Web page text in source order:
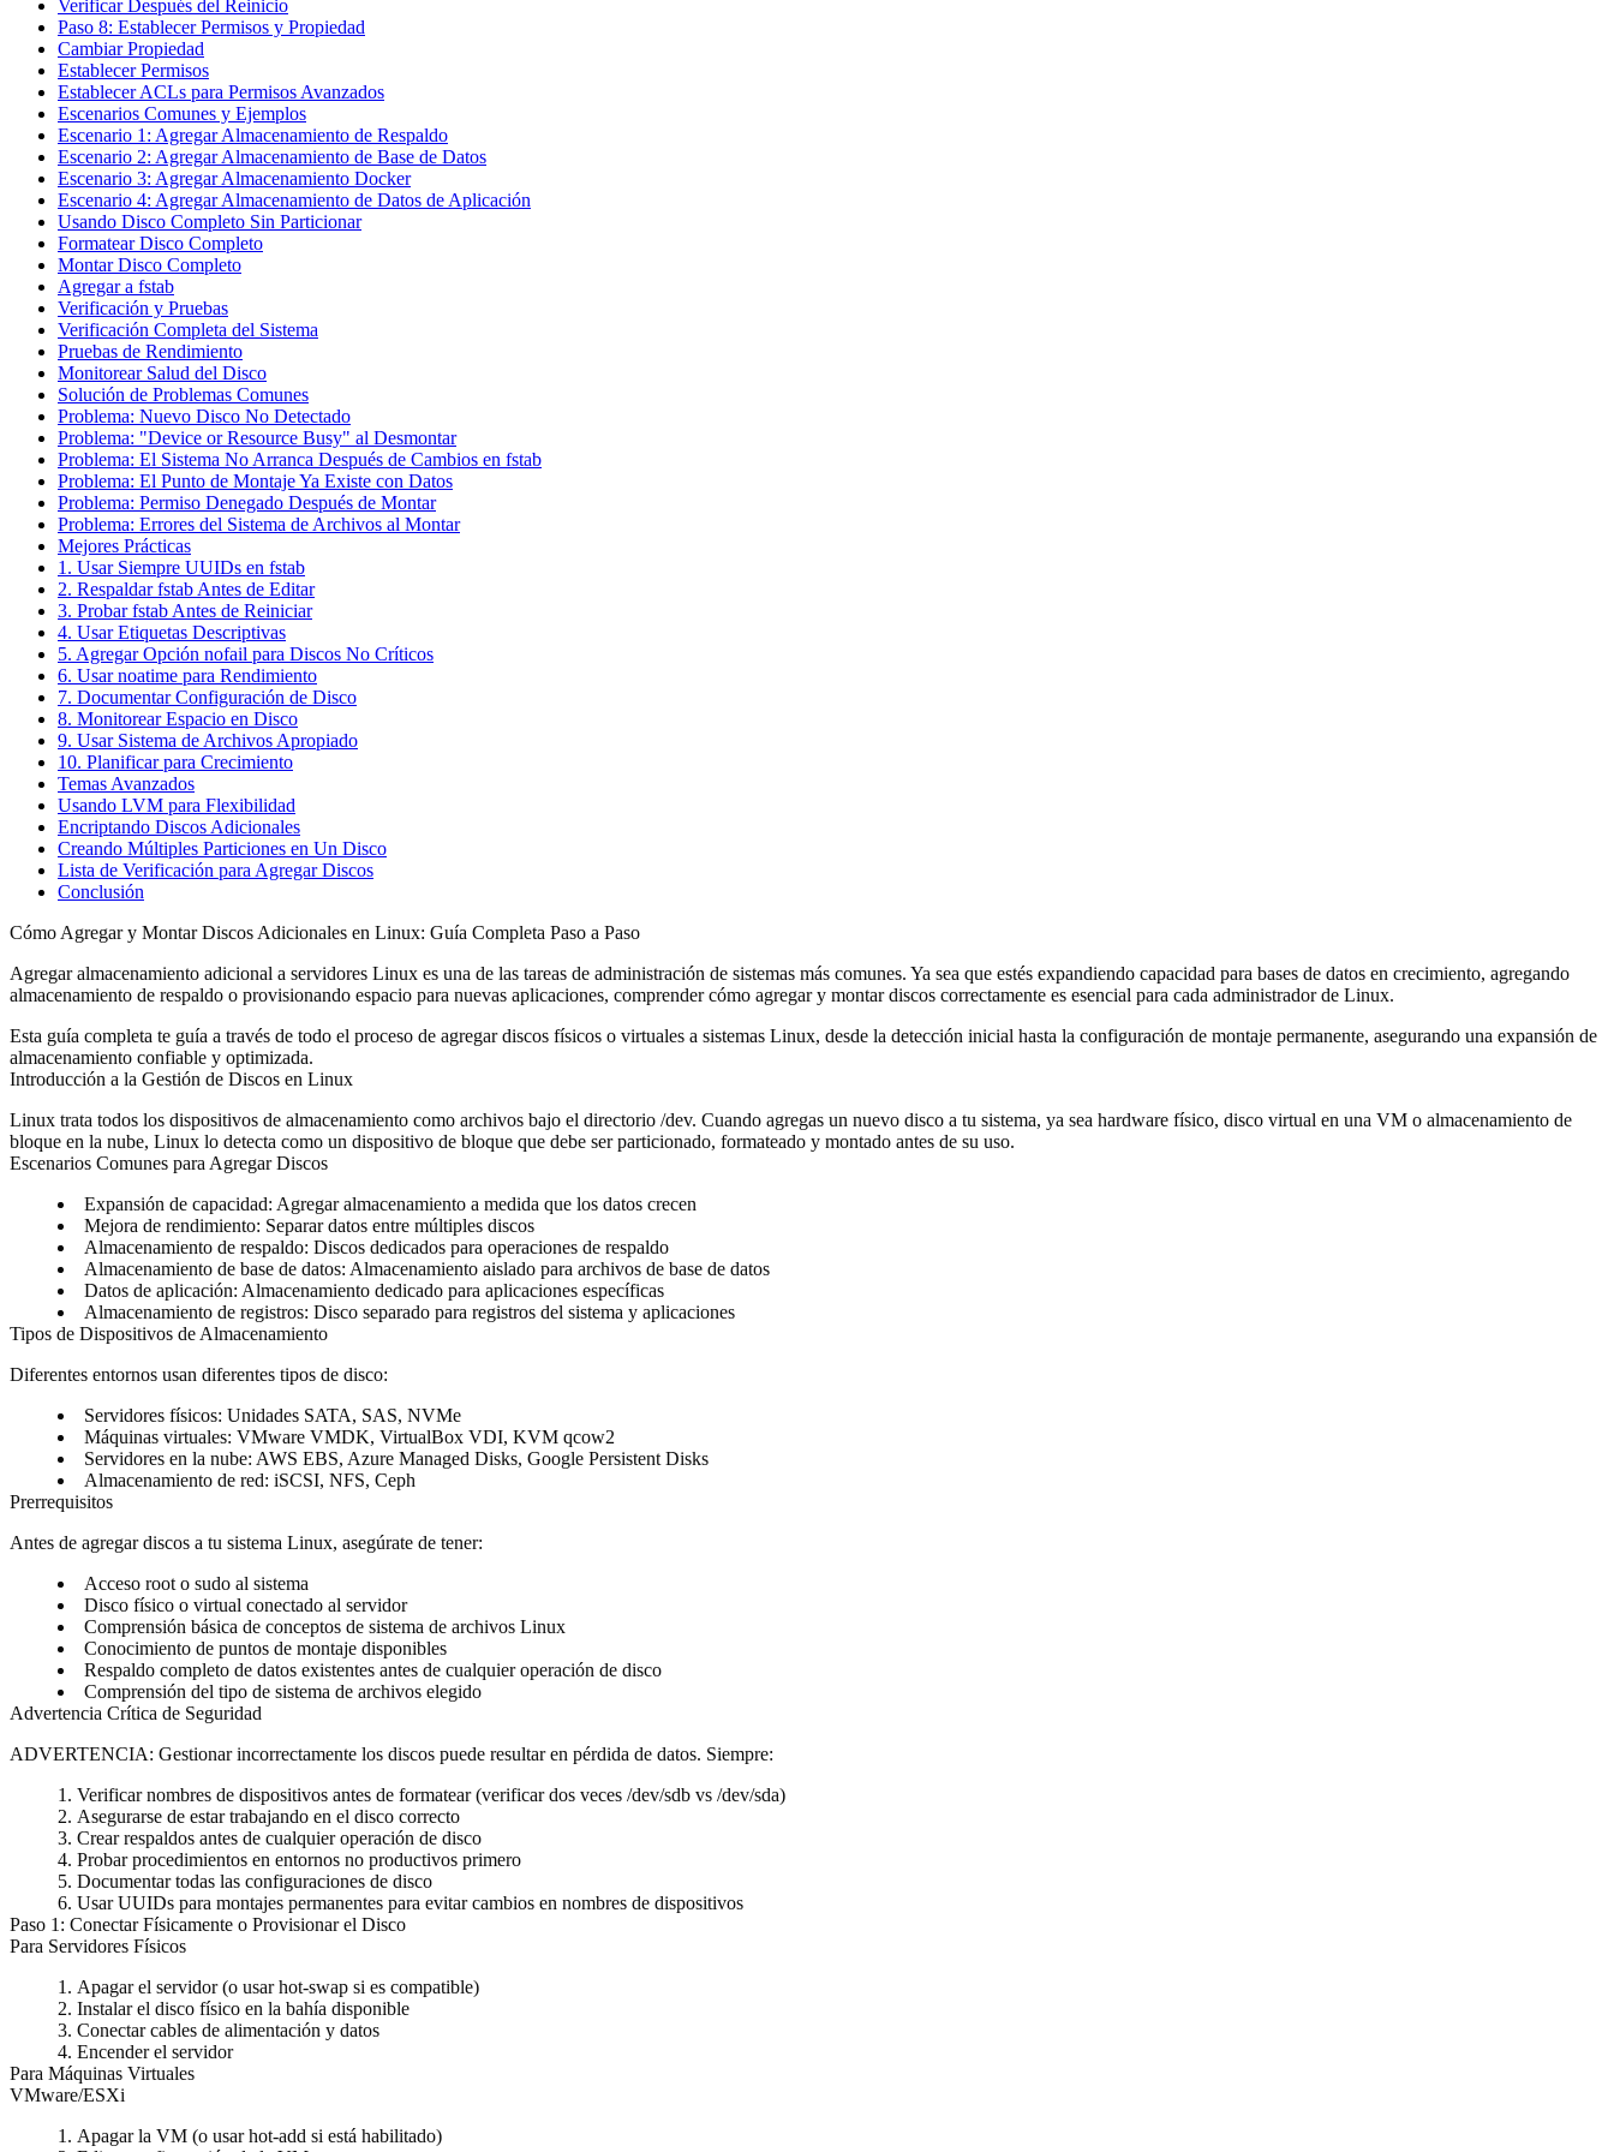
Verificar Después del Reinicio
Paso 8: Establecer Permisos y Propiedad
Cambiar Propiedad
Establecer Permisos
Establecer ACLs para Permisos Avanzados
Escenarios Comunes y Ejemplos
Escenario 1: Agregar Almacenamiento de Respaldo
Escenario 2: Agregar Almacenamiento de Base de Datos
Escenario 3: Agregar Almacenamiento Docker
Escenario 4: Agregar Almacenamiento de Datos de Aplicación
Usando Disco Completo Sin Particionar
Formatear Disco Completo
Montar Disco Completo
Agregar a fstab
Verificación y Pruebas
Verificación Completa del Sistema
Pruebas de Rendimiento
Monitorear Salud del Disco
Solución de Problemas Comunes
Problema: Nuevo Disco No Detectado
Problema: "Device or Resource Busy" al Desmontar
Problema: El Sistema No Arranca Después de Cambios en fstab
Problema: El Punto de Montaje Ya Existe con Datos
Problema: Permiso Denegado Después de Montar
Problema: Errores del Sistema de Archivos al Montar
Mejores Prácticas
1. Usar Siempre UUIDs en fstab
2. Respaldar fstab Antes de Editar
3. Probar fstab Antes de Reiniciar
4. Usar Etiquetas Descriptivas
5. Agregar Opción nofail para Discos No Críticos
6. Usar noatime para Rendimiento
7. Documentar Configuración de Disco
8. Monitorear Espacio en Disco
9. Usar Sistema de Archivos Apropiado
10. Planificar para Crecimiento
Temas Avanzados
Usando LVM para Flexibilidad
Encriptando Discos Adicionales
Creando Múltiples Particiones en Un Disco
Lista de Verificación para Agregar Discos
Conclusión
Cómo Agregar y Montar Discos Adicionales en Linux: Guía Completa Paso a Paso
Agregar almacenamiento adicional a servidores Linux es una de las tareas de administración de sistemas más comunes. Ya sea que estés expandiendo capacidad para bases de datos en crecimiento, agregando
almacenamiento de respaldo o provisionando espacio para nuevas aplicaciones, comprender cómo agregar y montar discos correctamente es esencial para cada administrador de Linux.
Esta guía completa te guía a través de todo el proceso de agregar discos físicos o virtuales a sistemas Linux, desde la detección inicial hasta la configuración de montaje permanente, asegurando una expansión de
almacenamiento confiable y optimizada.
Introducción a la Gestión de Discos en Linux
Linux trata todos los dispositivos de almacenamiento como archivos bajo el directorio /dev. Cuando agregas un nuevo disco a tu sistema, ya sea hardware físico, disco virtual en una VM o almacenamiento de
bloque en la nube, Linux lo detecta como un dispositivo de bloque que debe ser particionado, formateado y montado antes de su uso.
Escenarios Comunes para Agregar Discos
Expansión de capacidad: Agregar almacenamiento a medida que los datos crecen
Mejora de rendimiento: Separar datos entre múltiples discos
Almacenamiento de respaldo: Discos dedicados para operaciones de respaldo
Almacenamiento de base de datos: Almacenamiento aislado para archivos de base de datos
Datos de aplicación: Almacenamiento dedicado para aplicaciones específicas
Almacenamiento de registros: Disco separado para registros del sistema y aplicaciones
Tipos de Dispositivos de Almacenamiento
Diferentes entornos usan diferentes tipos de disco:
Servidores físicos: Unidades SATA, SAS, NVMe
Máquinas virtuales: VMware VMDK, VirtualBox VDI, KVM qcow2
Servidores en la nube: AWS EBS, Azure Managed Disks, Google Persistent Disks
Almacenamiento de red: iSCSI, NFS, Ceph
Prerrequisitos
Antes de agregar discos a tu sistema Linux, asegúrate de tener:
Acceso root o sudo al sistema
Disco físico o virtual conectado al servidor
Comprensión básica de conceptos de sistema de archivos Linux
Conocimiento de puntos de montaje disponibles
Respaldo completo de datos existentes antes de cualquier operación de disco
Comprensión del tipo de sistema de archivos elegido
Advertencia Crítica de Seguridad
ADVERTENCIA: Gestionar incorrectamente los discos puede resultar en pérdida de datos. Siempre:
Verificar nombres de dispositivos antes de formatear (verificar dos veces /dev/sdb vs /dev/sda)
Asegurarse de estar trabajando en el disco correcto
Crear respaldos antes de cualquier operación de disco
Probar procedimientos en entornos no productivos primero
Documentar todas las configuraciones de disco
Usar UUIDs para montajes permanentes para evitar cambios en nombres de dispositivos
Paso 1: Conectar Físicamente o Provisionar el Disco
Para Servidores Físicos
Apagar el servidor (o usar hot-swap si es compatible)
Instalar el disco físico en la bahía disponible
Conectar cables de alimentación y datos
Encender el servidor
Para Máquinas Virtuales
VMware/ESXi
Apagar la VM (o usar hot-add si está habilitado)